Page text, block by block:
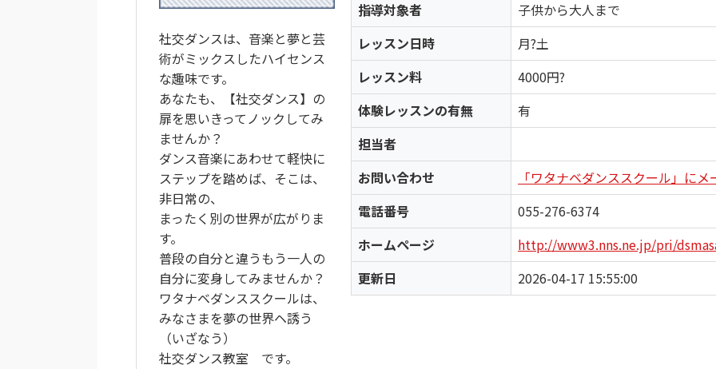
社交ダンスは、音楽と夢と芸
術がミックスしたハイセンス
な趣味です。
あなたも、【社交ダンス】の
扉を思いきってノックしてみ
ませんか？
ダンス音楽にあわせて軽快に
ステップを踏めば、そこは、
非日常の、
まったく別の世界が広がりま
す。
普段の自分と違うもう一人の
自分に変身してみませんか？
ワタナベダンススクールは、
みなさまを夢の世界ヘ誘う
（いざなう）
社交ダンス教室 です。
指導対象者
子供から大人まで
レッスン日時
月?土
レッスン料
4000円?
体験レッスンの有無
有
担当者
お問い合わせ
「ワタナベダンススクール」に
電話番号
055-276-6374
ホームページ
http://www3.nns.ne.jp/pri/
更新日
2026-04-17 15:55:00